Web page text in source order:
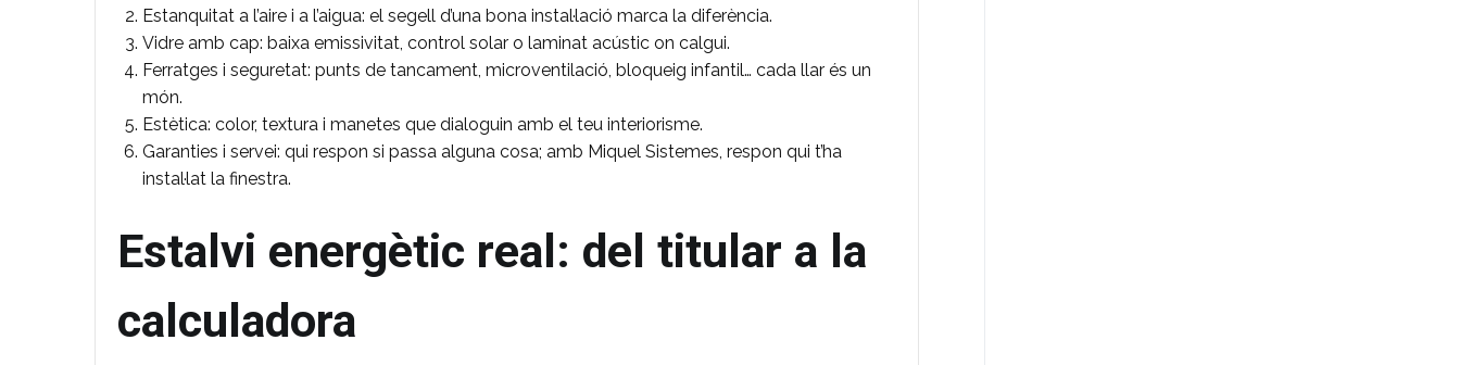
Estanquitat a l’aire i a l’aigua: el segell d’una bona instal·lació marca la diferència.
Vidre amb cap: baixa emissivitat, control solar o laminat acústic on calgui.
Ferratges i seguretat: punts de tancament, microventilació, bloqueig infantil… cada llar és un
món.
Estètica: color, textura i manetes que dialoguin amb el teu interiorisme.
Garanties i servei: qui respon si passa alguna cosa; amb Miquel Sistemes, respon qui t’ha
instal·lat la finestra.
Estalvi energètic real: del titular a la
calculadora